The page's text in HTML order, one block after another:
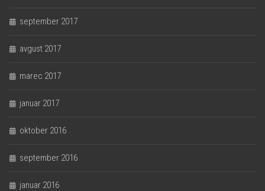
september 2017
avgust 2017
marec 2017
januar 2017
oktober 2016
september 2016
januar 2016